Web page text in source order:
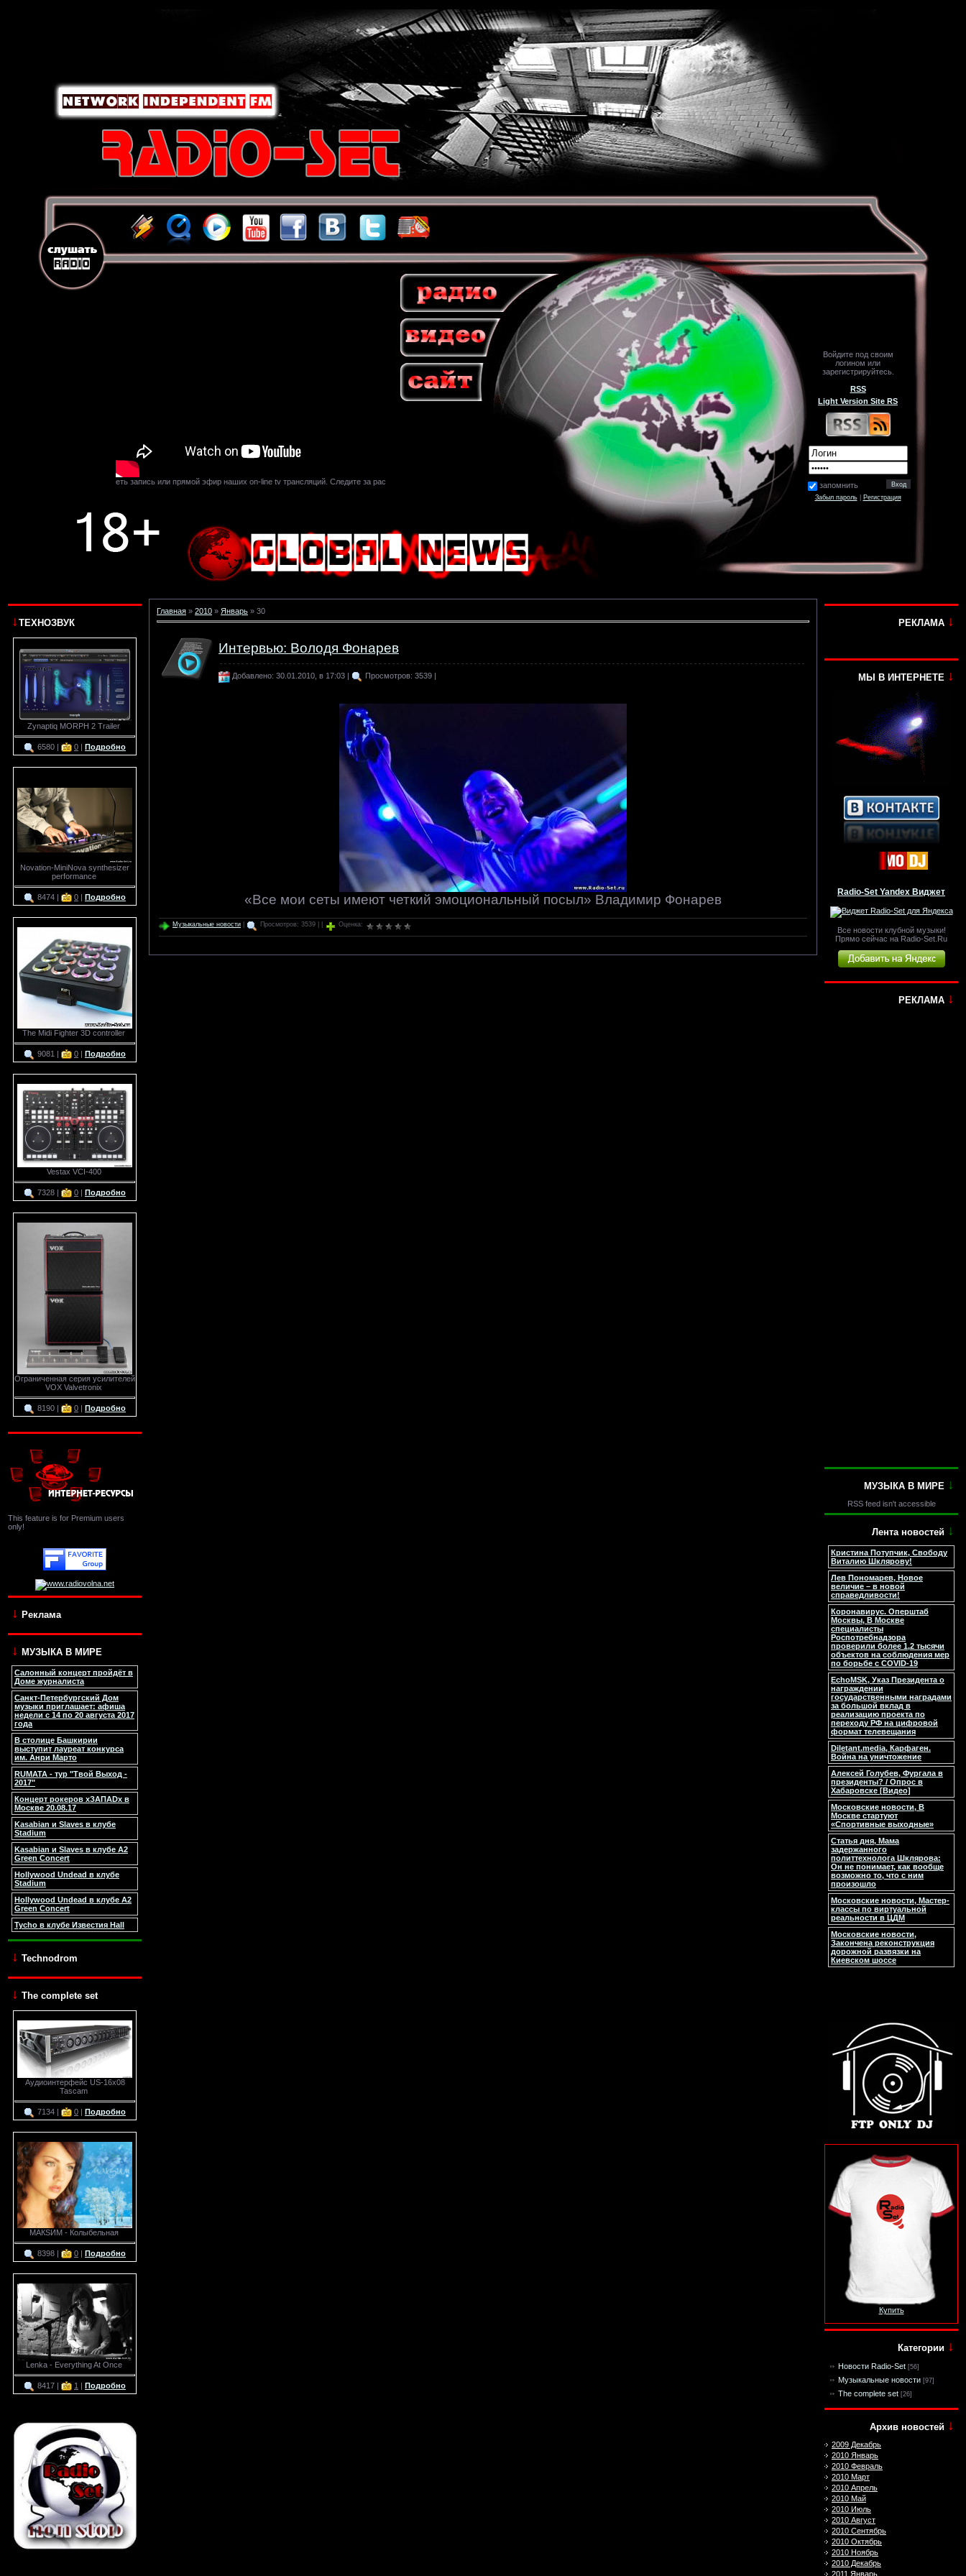
каналу вы можете смотреть запись или прямой эфир наших on-line tv трансляций. Следите за расписанием. Чтобы смотреть, нажмите play
Войдите под своим
логином или
зарегистрируйтесь.
RSS
Light Version Site RS
запомнить
Забыл пароль| Регистрация
↓ ТЕХНОЗВУК
Zynaptiq MORPH 2 Trailer
6580 | 0 Подробно
Novation-MiniNova synthesizer
performance
8474 | 0 | Подробно
The Midi Fighter 3D controller
9081 | 0 Подробно
Vestax VCI-400
7328 | 0 Подробно
Ограниченная серия усилителей
VOX Valvetronix
8190 | 0 | Подробно
This feature is for Premium users
only!
↓ Реклама
↓ МУЗЫКА В МИРЕ
Салонный концерт пройдёт в
Доме журналиста
Санкт-Петербургский Дом
музыки приглашает: афиша
недели с 14 по 20 августа 2017
года
В столице Башкирии
выступит лауреат конкурса
им. Анри Марто
RUMATA - тур "Твой Выход -
2017"
Концерт рокеров xЗАПАDx в
Москве 20.08.17
Kasabian и Slaves в клубе
Stadium
Kasabian и Slaves в клубе A2
Green Concert
Hollywood Undead в клубе
Stadium
Hollywood Undead в клубе A2
Green Concert
Tycho в клубе Известия Hall
↓ Technodrom
↓ The complete set
Аудиоинтерфейс US-16x08
Tascam
7134 | 0 | Подробно
МАКSИМ - Колыбельная
8398 | 0 | Подробно
Lenka - Everything At Once
8417 | 1 | Подробно
Главная » 2010 » Январь » 30
Интервью: Володя Фонарев
Добавлено: 30.01.2010, в 17:03 | Просмотров: 3539 |
«Все мои сеты имеют четкий эмоциональный посыл» Владимир Фонарев
Музыкальные новости Просмотров: 3539 | | Оценка:
РЕКЛАМА ↓
МЫ В ИНТЕРНЕТЕ ↓
Radio-Set Yandex Виджет
Все новости клубной музыки!
Прямо сейчас на Radio-Set.Ru
РЕКЛАМА ↓
МУЗЫКА В МИРЕ ↓
RSS feed isn't accessible
Лента новостей ↓
Кристина Потупчик, Свободу
Виталию Шклярову!
Лев Пономарев, Новое
величие – в новой
справедливости!
Коронавирус. Оперштаб
Москвы, В Москве
специалисты
Роспотребнадзора
проверили более 1,2 тысячи
объектов на соблюдения мер
по борьбе с COVID-19
EchoMSK, Указ Президента о
награждении
государственными наградами
за большой вклад в
реализацию проекта по
переходу РФ на цифровой
формат телевещания
Diletant.media, Карфаген.
Война на уничтожение
Алексей Голубев, Фургала в
президенты? / Опрос в
Хабаровске [Видео]
Московские новости, В
Москве стартуют
«Спортивные выходные»
Статья дня, Мама
задержанного
политтехнолога Шклярова:
Он не понимает, как вообще
возможно то, что с ним
произошло
Московские новости, Мастер-
классы по виртуальной
реальности в ЦДМ
Московские новости,
Закончена реконструкция
дорожной развязки на
Киевском шоссе
Купить
Категории ↓
Новости Radio-Set [56]
Музыкальные новости [97]
The complete set [26]
Архив новостей ↓
2009 Декабрь
2010 Январь
2010 Февраль
2010 Март
2010 Апрель
2010 Май
2010 Июль
2010 Август
2010 Сентябрь
2010 Октябрь
2010 Ноябрь
2010 Декабрь
2011 Январь